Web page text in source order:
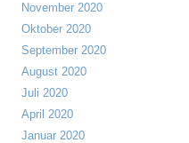
November 2020
Oktober 2020
September 2020
August 2020
Juli 2020
April 2020
Januar 2020